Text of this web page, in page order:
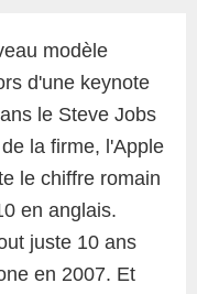
modèle
d'une keynote
le Steve Jobs
la firme, l'Apple
le chiffre romain
en anglais.
juste 10 ans
en 2007. Et